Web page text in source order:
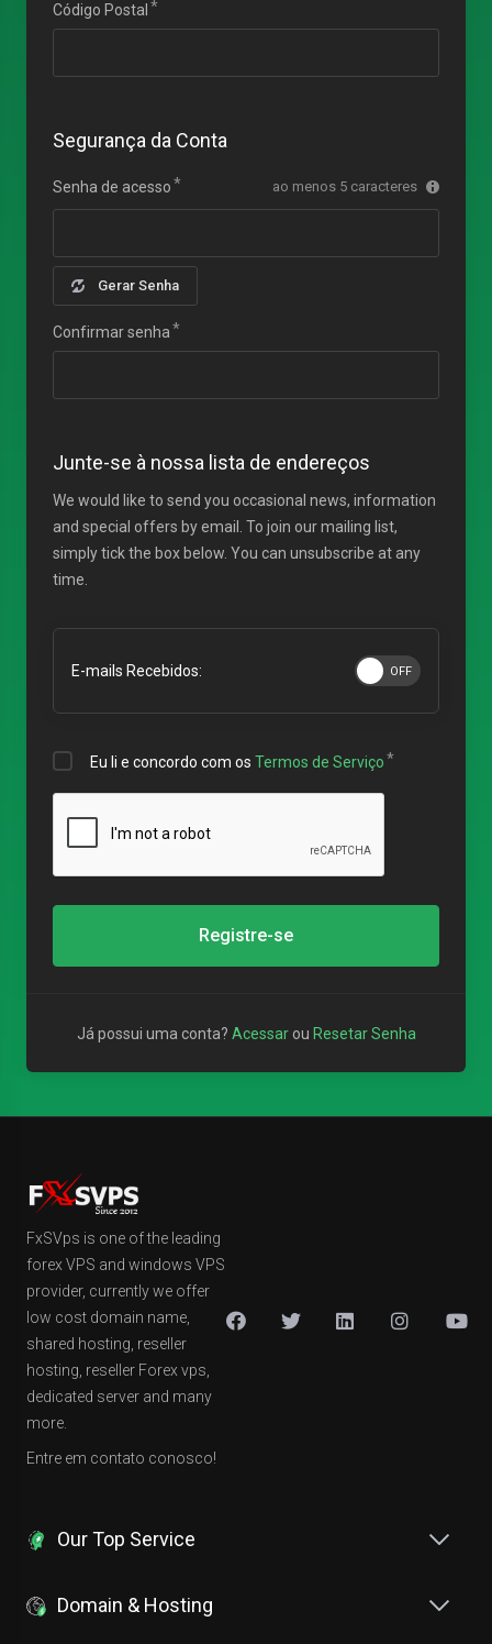
Código Postal
Segurança da Conta
Senha de acesso ao menos 5 caracteres
Gerar Senha
Confirmar senha
Junte-se à nossa lista de endereços
We would like to send you occasional news, information
and special offers by email. To join our mailing list,
simply tick the box below. You can unsubscribe at any
time.
E-mails Recebidos:
Eu li e concordo com os Termos de Serviço
Registre-se
Já possui uma conta? Acessar ou Resetar Senha
FxSVps is one of the leading
forex VPS and windows VPS
provider, currently we offer
low cost domain name,
shared hosting, reseller
hosting, reseller Forex vps,
dedicated server and many
more.
Entre em contato conosco!
Our Top Service
Domain & Hosting